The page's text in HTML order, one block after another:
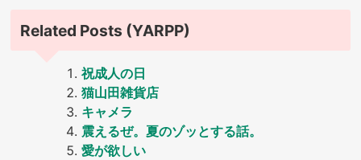
Related Posts (YARPP)
祝成人の日
猫山田雑貨店
キャメラ
震えるぜ。夏のゾッとする話。
愛が欲しい